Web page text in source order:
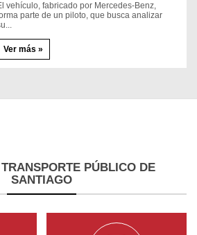
vehículo, fabricado por Mercedes-Benz,
parte de un piloto, que busca analizar
Ver más »
PÚBLICO DE
SANTIAGO